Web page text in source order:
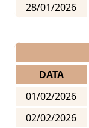
28/01/2026
DATA
01/02/2026
02/02/2026